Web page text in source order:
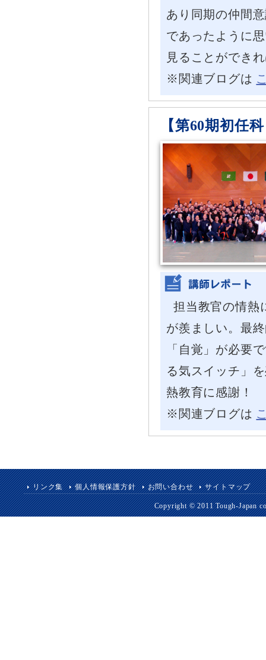
あり同期の仲間
であったように
見ることができ
※関連ブログは
【第60期初任
担当教官の情熱
が羨ましい。最
「自覚」が必要
る気スイッチ」
熱教育に感謝！
※関連ブログは
リンク集 個人情報保護方針 お問い合わせ サイトマップ
Copyright © 2011 Tough-Japan